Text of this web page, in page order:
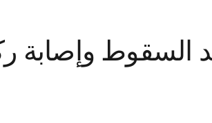
السقوط وإصابة